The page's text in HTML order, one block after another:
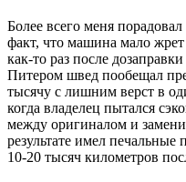
Более всего меня
факт, что машина мало жрет
как-то раз после
Питером швед пообещал
тысячу с лишним верст в
когда владелец пытался
между оригиналом и
результате имел печальные
10-20 тысяч километров